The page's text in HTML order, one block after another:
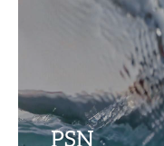
PSN